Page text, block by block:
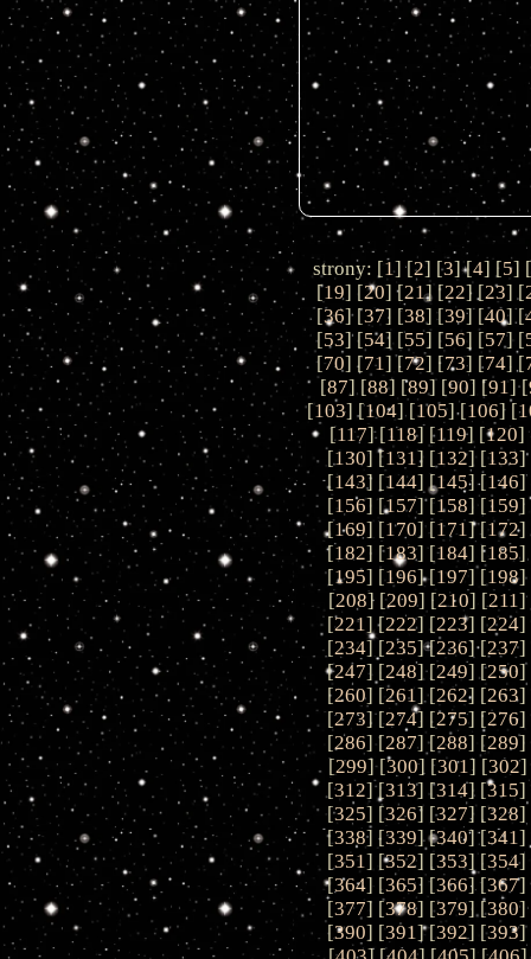
strony: [1] [2] [3] [4] [5] [
[19] [20] [21] [22] [23] [
[36] [37] [38] [39] [40] [
[53] [54] [55] [56] [57] [
[70] [71] [72] [73] [74] [
[87] [88] [89] [90] [91] [
[103] [104] [105] [106] [
[117] [118] [119] [120]
[130] [131] [132] [133]
[143] [144] [145] [146]
[156] [157] [158] [159]
[169] [170] [171] [172]
[182] [183] [184] [185]
[195] [196] [197] [198]
[208] [209] [210] [211]
[221] [222] [223] [224]
[234] [235] [236] [237]
[247] [248] [249] [250]
[260] [261] [262] [263]
[273] [274] [275] [276]
[286] [287] [288] [289]
[299] [300] [301] [302]
[312] [313] [314] [315]
[325] [326] [327] [328]
[338] [339] [340] [341]
[351] [352] [353] [354]
[364] [365] [366] [367]
[377] [378] [379] [380]
[390] [391] [392] [393]